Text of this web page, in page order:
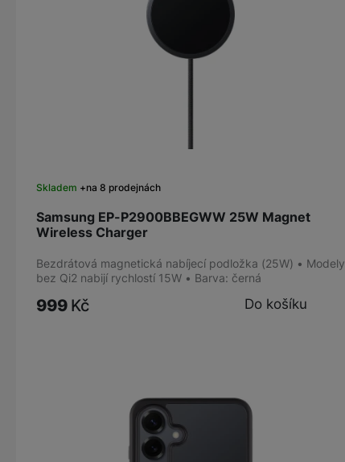
Samsung EP-P2900BBEGWW 25W Magnet
Wireless Charger
Skladem na 8 prodejnách
Bezdrátová magnetická nabíjecí podložka (25W) • Modely
bez Qi2 nabijí rychlostí 15W • Barva: černá
999 Kč Do košíku